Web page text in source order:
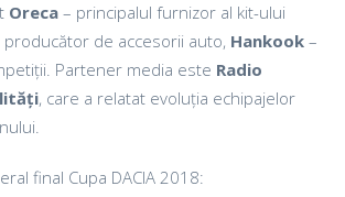
Oreca – principalul furnizor al kit-ului
producător de accesorii auto, Hankook –
Partener media este Radio
, care a relatat evoluția echipajelor
final Cupa DACIA 2018: